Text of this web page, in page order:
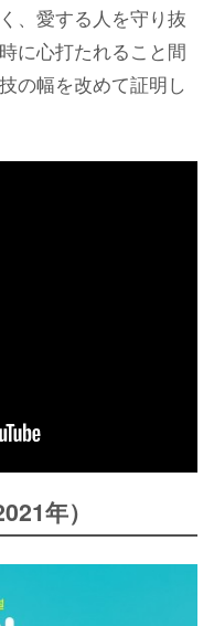
、愛する人を守り抜
に心打たれること間
の幅を改めて証明し
年）